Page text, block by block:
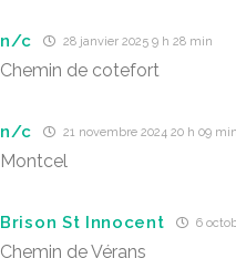
n/c 28 janvier 2025 9 h 28 min
Chemin de cotefort
n/c 21 novembre 2024 20 h 09 min
Montcel
Brison St Innocent 6
Chemin de Vérans